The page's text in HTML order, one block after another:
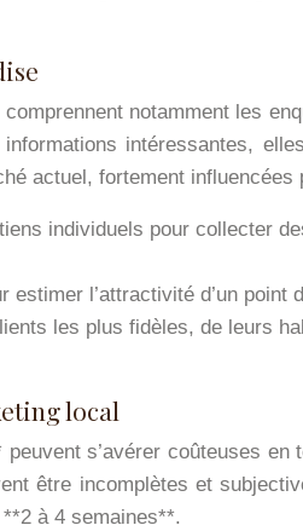
notamment les
intéressantes,
actuel, fortement
individuels pour collecter
l’attractivité d’un
les plus fidèles, de leurs
local
s’avérer coûteuses
être incomplètes et
à 4 semaines**.